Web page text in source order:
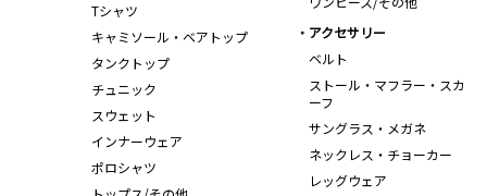
Tシャツ
キャミソール・ベアトップ
タンクトップ
チュニック
スウェット
インナーウェア
ポロシャツ
アクセサリー
ベルト
ストール・マフラー・スカ
ーフ
サングラス・メガネ
ネックレス・チョーカー
レッグウェア